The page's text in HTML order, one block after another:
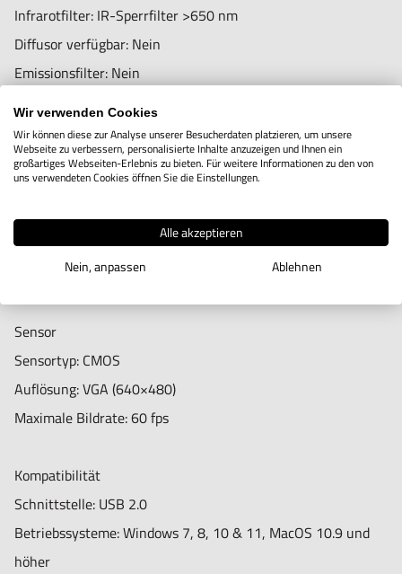
TIF, RAS, PNM, TGA, PCX, MNG, WBMP, JP2, JPC, PGX
Unterstützte Videoformate (Windows): WMV, FLV, SWF
Unterstützte Bildformate (MacOS): JPEG, PNG
Bildstandards: DirectShow, UVC
WLAN: Nein
Material des Gehäuses: Verbund-/Kunststoffgehäuse
Vergrößerungsfixierung: Nein
Abmessungen: 10,5 cm (L) × 3,2 cm (D)
Gewicht: 94 g
Kabellänge: 1,8 m
Funktionen
Messfunktion: Nein
Kalibrierung: Nein
Microtouch-Sensor: Nein
ESD-sicher: Nein
Infrarotfilter: IR-Sperrfilter >650 nm
Diffusor verfügbar: Nein
Emissionsfilter: Nein
Optik
Vergrößerung: 20x ~ 50x, 200x
Makro-Zoom: Nein
Arbeitsabstand: Standard
Linsentyp: Glas mit Antireflexbeschichtung
Sensor
Sensortyp: CMOS
Auflösung: VGA (640×480)
Maximale Bildrate: 60 fps
Kompatibilität
Schnittstelle: USB 2.0
Betriebssysteme: Windows 7, 8, 10 & 11, MacOS 10.9 und
höher
Wir verwenden Cookies
Wir können diese zur Analyse unserer Besucherdaten platzieren, um unsere
Webseite zu verbessern, personalisierte Inhalte anzuzeigen und Ihnen ein
großartiges Webseiten-Erlebnis zu bieten. Für weitere Informationen zu den von
uns verwendeten Cookies öffnen Sie die Einstellungen.
Alle akzeptieren
Nein, anpassen
Ablehnen